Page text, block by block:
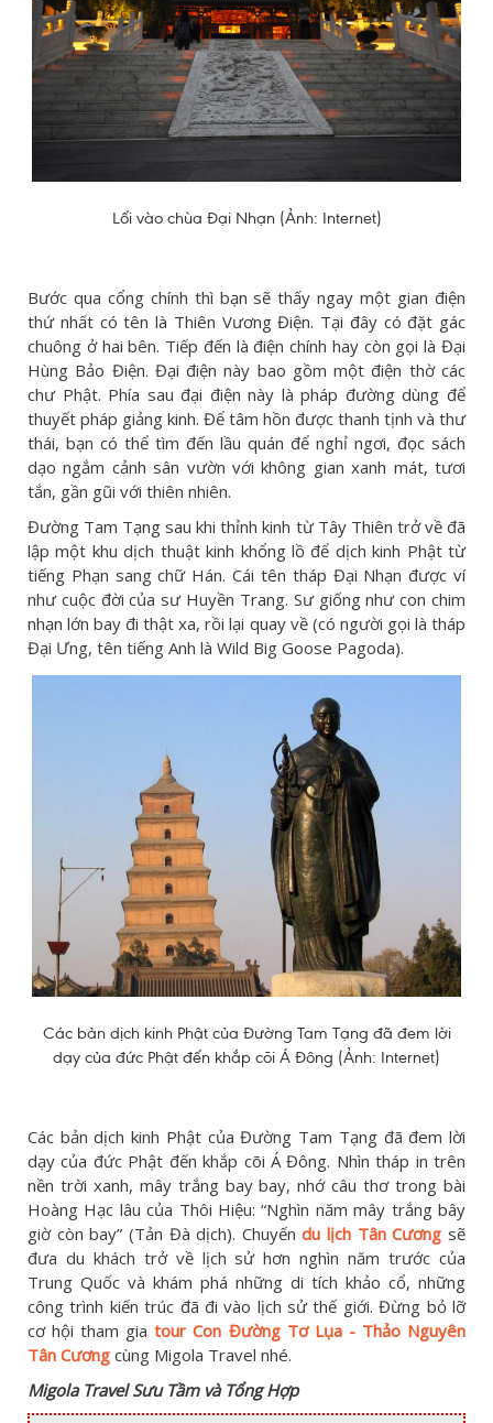
Lối vào chùa Đại Nhạn (Ảnh: Internet)
Bước qua cổng chính thì bạn sẽ thấy ngay một gian điện
thứ nhất có tên là Thiên Vương Điện. Tại đây có đặt gác
chuông ở hai bên. Tiếp đến là điện chính hay còn gọi là Đại
Hùng Bảo Điện. Đại điện này bao gồm một điện thờ các
chư Phật. Phía sau đại điện này là pháp đường dùng để
thuyết pháp giảng kinh. Để tâm hồn được thanh tịnh và thư
thái, bạn có thể tìm đến lầu quán để nghỉ ngơi, đọc sách
dạo ngắm cảnh sân vườn với không gian xanh mát, tươi
tắn, gần gũi với thiên nhiên.
Đường Tam Tạng sau khi thỉnh kinh từ Tây Thiên trở về đã
lập một khu dịch thuật kinh khổng lồ để dịch kinh Phật từ
tiếng Phạn sang chữ Hán. Cái tên tháp Đại Nhạn được ví
như cuộc đời của sư Huyền Trang. Sư giống như con chim
nhạn lớn bay đi thật xa, rồi lại quay về (có người gọi là tháp
Đại Ưng, tên tiếng Anh là Wild Big Goose Pagoda).
Các bản dịch kinh Phật của Đường Tam Tạng đã đem lời
dạy của đức Phật đến khắp cõi Á Đông (Ảnh: Internet)
Các bản dịch kinh Phật của Đường Tam Tạng đã đem lời
dạy của đức Phật đến khắp cõi Á Đông. Nhìn tháp in trên
nền trời xanh, mây trắng bay bay, nhớ câu thơ trong bài
Hoàng Hạc lâu của Thôi Hiệu: “Nghìn năm mây trắng bây
giờ còn bay” (Tản Đà dịch). Chuyếndu lịch Tân Cương sẽ
đưa du khách trở về lịch sử hơn nghìn năm trước của
Trung Quốc và khám phá những di tích khảo cổ, những
công trình kiến trúc đã đi vào lịch sử thế giới. Đừng bỏ lỡ
cơ hội tham giatour Con Đường Tơ Lụa - Thảo Nguyên
Tân Cương cùng Migola Travel nhé.
Migola Travel Sưu Tầm và Tổng Hợp